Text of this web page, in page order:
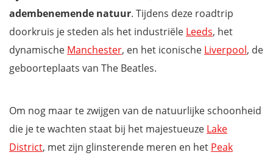
adembenemende natuur. Tijdens deze roadtrip
doorkruis je steden als het industriële Leeds, het
dynamische Manchester, en het iconische Liverpool, de
geboorteplaats van The Beatles.
Om nog maar te zwijgen van de natuurlijke schoonheid
die je te wachten staat bij het majestueuze Lake
District, met zijn glinsterende meren en het Peak